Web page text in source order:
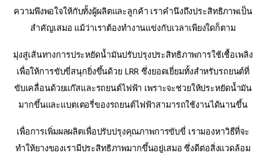
ความพึงพอใจให้กับทั้งผู้ผลิตและลูกค้า เราคำนึงถึงประสิทธิภาพเป็น
สำคัญเสมอ แม้ว่าเราต้องทำงานแข่งกับเวลาเพียงใดก็ตาม
มุ่งสู่เส้นทางการประหยัดน้ำมันปรับปรุงประสิทธิภาพการใช้เชื้อเพลิง
เพื่อให้การขับขี่สนุกยิ่งขึ้นด้วย LRR ซึ่งยอดเยี่ยมทั้งสำหรับรถยนต์ที่
ขับเคลื่อนด้วยแก๊สและรถยนต์ไฟฟ้า เพราะจะช่วยให้ประหยัดน้ำมัน
มากขึ้นและแบตเตอรี่ของรถยนต์ไฟฟ้าสามารถใช้งานได้นานขึ้น
เพื่อการเพิ่มผลผลิตเพื่อปรับปรุงคุณภาพการขับขี่ เรามองหาวิธีที่จะ
ทำให้ยางของเรามีประสิทธิภาพมากขึ้นอยู่เสมอ ซึ่งดีต่อสิ่งแวดล้อม